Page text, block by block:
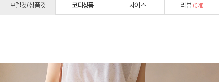
모델컷/상품컷 코디상품 사이즈 리뷰 (0개)